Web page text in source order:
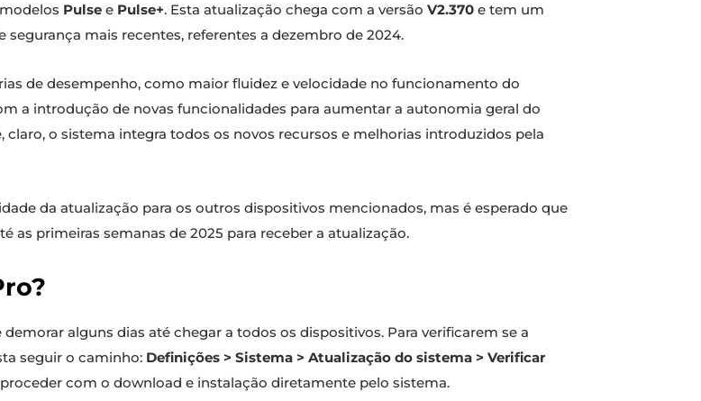
Pulse e Pulse+. Esta atualização chega com a versão V2.370 e tem um
segurança mais recentes, referentes a dezembro de 2024.
de desempenho, como maior fluidez e velocidade no funcionamento do
a introdução de novas funcionalidades para aumentar a autonomia geral do
o sistema integra todos os novos recursos e melhorias introduzidos pela
da atualização para os outros dispositivos mencionados, mas é esperado que
primeiras semanas de 2025 para receber a atualização.
alguns dias até chegar a todos os dispositivos. Para verificarem se a
seguir o caminho: Definições > Sistema > Atualização do sistema > Verificar
com o download e instalação diretamente pelo sistema.